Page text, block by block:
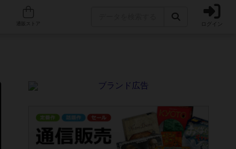
人気ボードゲーム ログイン